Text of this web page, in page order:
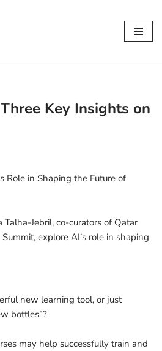
Key Insights on
Role in Shaping the Future of
Jebril, co-curators of Qatar
explore AI’s role in shaping
new learning tool, or just
bottles”?
may help successfully train and